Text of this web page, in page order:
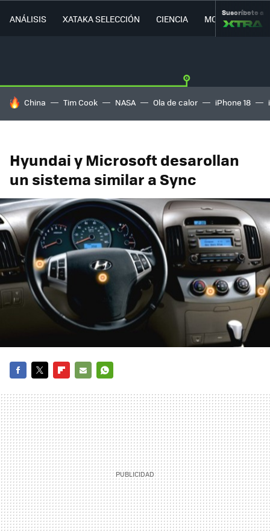
ANÁLISIS XATAKA SELECCIÓN CIENCIA MOVILIDAD
Suscríbete a
HOY SE HABLA DE
China Tim Cook NASA Ola de calor iPhone 18
Hyundai y Microsoft desarollan
un sistema similar a Sync
MAIL